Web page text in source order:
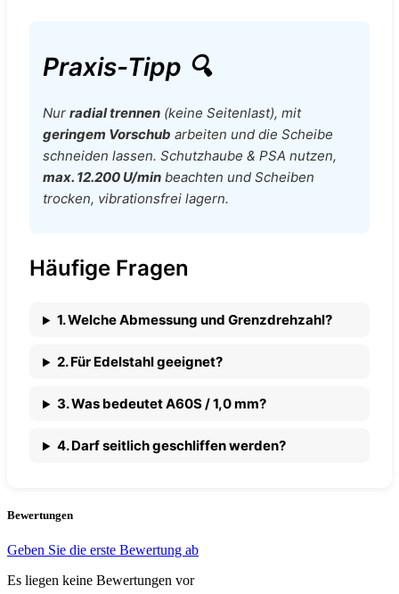
Praxis-Tipp 🔍
Nur radial trennen (keine Seitenlast), mit
geringem Vorschub arbeiten und die Scheibe
schneiden lassen. Schutzhaube & PSA nutzen,
max. 12.200 U/min beachten und Scheiben
trocken, vibrationsfrei lagern.
Häufige Fragen
1. Welche Abmessung und Grenzdrehzahl?
2. Für Edelstahl geeignet?
3. Was bedeutet A60S / 1,0 mm?
4. Darf seitlich geschliffen werden?
Bewertungen
Geben Sie die erste Bewertung ab
Es liegen keine Bewertungen vor